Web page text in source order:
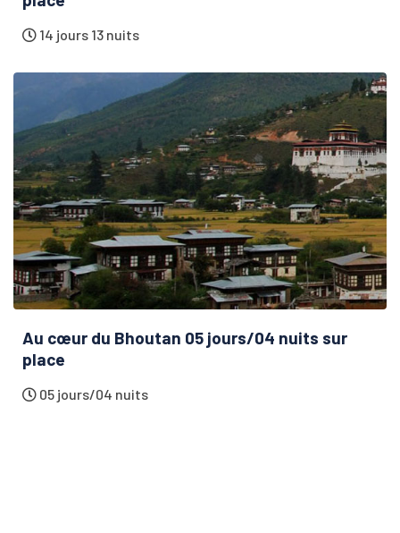
14 jours 13 nuits
Au cœur du Bhoutan 05 jours/04 nuits sur
place
05 jours/04 nuits